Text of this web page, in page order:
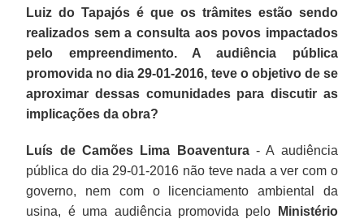
Luiz do Tapajós é que os trâmites estão sendo
realizados sem a consulta aos povos impactados
pelo empreendimento. A audiência pública
promovida no dia 29-01-2016, teve o objetivo de se
aproximar dessas comunidades para discutir as
implicações da obra?
Luís de Camões Lima Boaventura- A audiência
pública do dia 29-01-2016 não teve nada a ver com o
governo, nem com o licenciamento ambiental da
usina, é uma audiência promovida pelo
Ministério